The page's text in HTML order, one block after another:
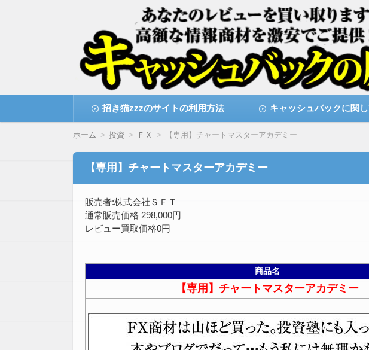
情報商材激安サイト・キャッシュ
高額な情報商材をレビューを買い取ることで激安で購入できます
テ
招き猫zzzのサイトの利用方法 キャッシュバックに関
ホーム 投資 ＦＸ 【専用】チャートマスターアカデミー
【専用】チャートマスターアカデミー
販売者:株式会社ＳＦＴ
通常販売価格 298,000円
レビュー買取価格0円
商品名
【専用】チャートマスターアカデミー